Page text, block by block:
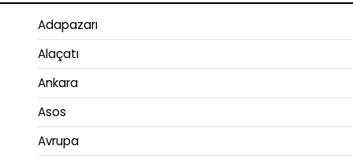
Adapazarı
Alaçatı
Ankara
Asos
Avrupa